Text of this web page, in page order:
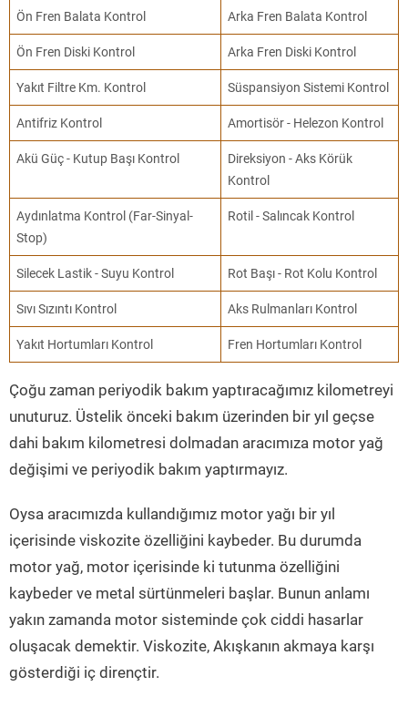
Ön Fren Balata Kontrol Arka Fren Balata Kontrol
Ön Fren Diski Kontrol Arka Fren Diski Kontrol
Yakıt Filtre Km. Kontrol Süspansiyon Sistemi Kontrol
Antifriz Kontrol Amortisör - Helezon Kontrol
Akü Güç - Kutup Başı Kontrol
Direksiyon - Aks Körük
Kontrol
Aydınlatma Kontrol (Far-Sinyal-
Stop)
Rotil - Salıncak Kontrol
Silecek Lastik - Suyu Kontrol Rot Başı - Rot Kolu Kontrol
Sıvı Sızıntı Kontrol Aks Rulmanları Kontrol
Yakıt Hortumları Kontrol Fren Hortumları Kontrol
Çoğu zaman periyodik bakım yaptıracağımız kilometreyi
unuturuz. Üstelik önceki bakım üzerinden bir yıl geçse
dahi bakım kilometresi dolmadan aracımıza motor yağ
değişimi ve periyodik bakım yaptırmayız.
Oysa aracımızda kullandığımız motor yağı bir yıl
içerisinde viskozite özelliğini kaybeder. Bu durumda
motor yağ, motor içerisinde ki tutunma özelliğini
kaybeder ve metal sürtünmeleri başlar. Bunun anlamı
yakın zamanda motor sisteminde çok ciddi hasarlar
oluşacak demektir. Viskozite, Akışkanın akmaya karşı
gösterdiği iç dirençtir.